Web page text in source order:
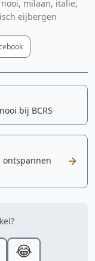
milaan, italie,
eijbergen
bij BCRS
ontspannen
😂